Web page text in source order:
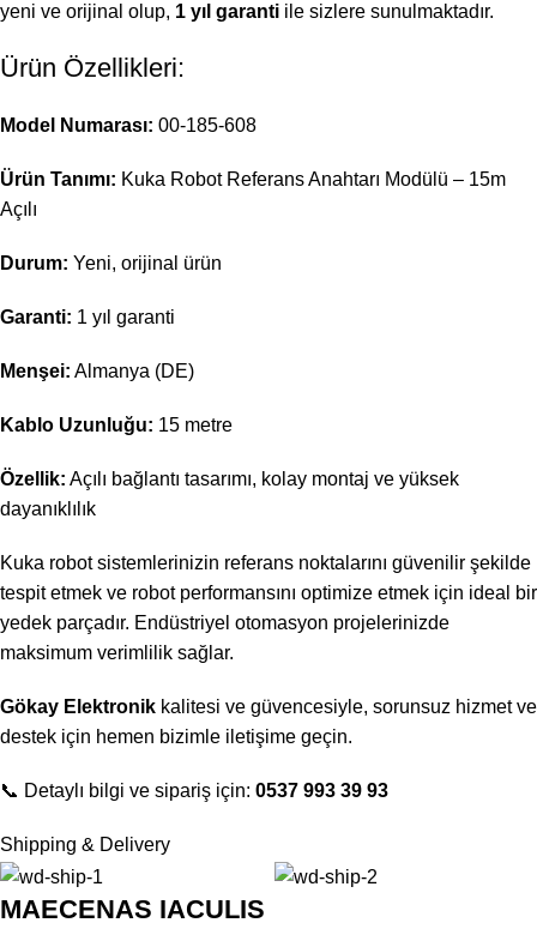
yeni ve orijinal olup, 1 yıl garanti ile sizlere sunulmaktadır.
Ürün Özellikleri:
Model Numarası: 00-185-608
Ürün Tanımı: Kuka Robot Referans Anahtarı Modülü – 15m
Açılı
Durum: Yeni, orijinal ürün
Garanti: 1 yıl garanti
Menşei: Almanya (DE)
Kablo Uzunluğu: 15 metre
Özellik: Açılı bağlantı tasarımı, kolay montaj ve yüksek
dayanıklılık
Kuka robot sistemlerinizin referans noktalarını güvenilir şekilde
tespit etmek ve robot performansını optimize etmek için ideal bir
yedek parçadır. Endüstriyel otomasyon projelerinizde
maksimum verimlilik sağlar.
Gökay Elektronik kalitesi ve güvencesiyle, sorunsuz hizmet ve
destek için hemen bizimle iletişime geçin.
📞 Detaylı bilgi ve sipariş için: 0537 993 39 93
Shipping & Delivery
MAECENAS IACULIS